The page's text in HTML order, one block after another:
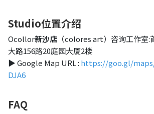
Studio位置介绍
Ocollor新沙店 （colores art）咨询工作室:
大路156路20庭园大厦2楼
▶Google Map URL : https://goo.gl/
DJA6
FAQ